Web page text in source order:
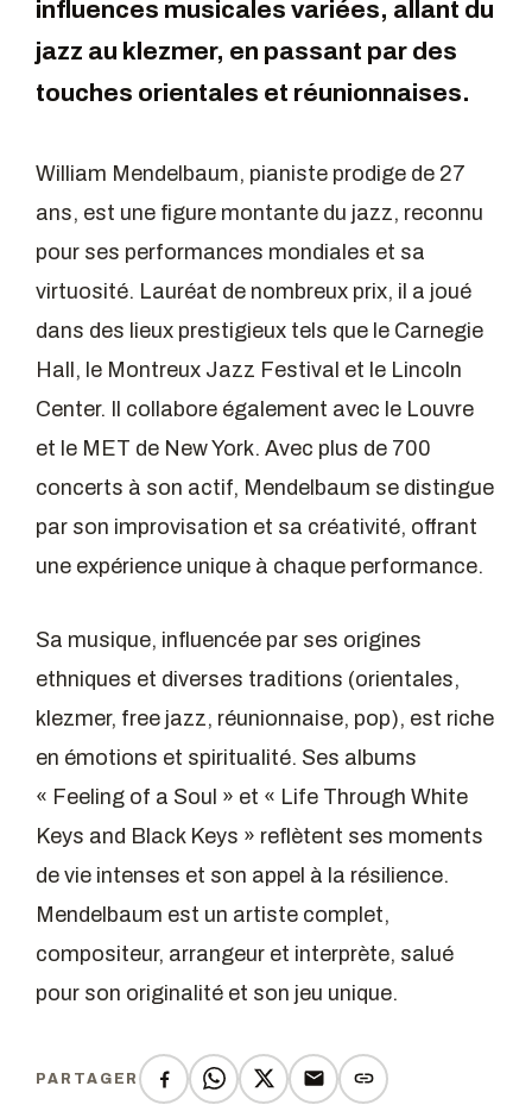
influences musicales variées, allant du
jazz au klezmer, en passant par des
touches orientales et réunionnaises.
William Mendelbaum, pianiste prodige de 27
ans, est une figure montante du jazz, reconnu
pour ses performances mondiales et sa
virtuosité. Lauréat de nombreux prix, il a joué
dans des lieux prestigieux tels que le Carnegie
Hall, le Montreux Jazz Festival et le Lincoln
Center. Il collabore également avec le Louvre
et le MET de New York. Avec plus de 700
concerts à son actif, Mendelbaum se distingue
par son improvisation et sa créativité, offrant
une expérience unique à chaque performance.
Sa musique, influencée par ses origines
ethniques et diverses traditions (orientales,
klezmer, free jazz, réunionnaise, pop), est riche
en émotions et spiritualité. Ses albums
« Feeling of a Soul » et « Life Through White
Keys and Black Keys » reflètent ses moments
de vie intenses et son appel à la résilience.
Mendelbaum est un artiste complet,
compositeur, arrangeur et interprète, salué
pour son originalité et son jeu unique.
PARTAGER